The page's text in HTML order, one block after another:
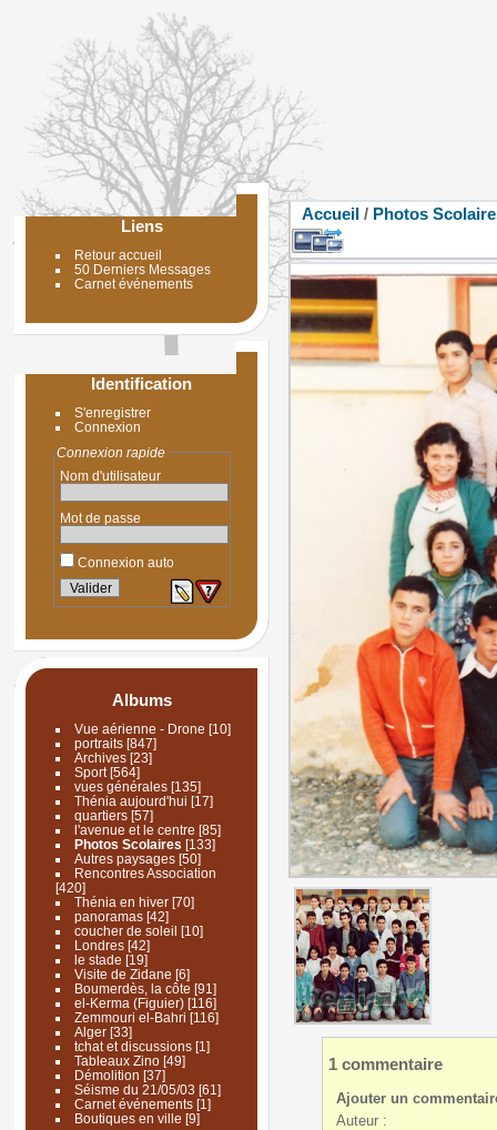
Liens
Retour accueil
50 Derniers Messages
Carnet événements
Identification
S'enregistrer
Connexion
Connexion rapide
Nom d'utilisateur
Mot de passe
Connexion auto
Albums
Vue aérienne - Drone [10]
portraits[847]
Archives [23]
Sport[564]
vues générales[135]
Thénia aujourd'hui [17]
quartiers[57]
l'avenue et le centre [85]
Photos Scolaires [133]
Autres paysages[50]
Rencontres Association
[420]
Thénia en hiver[70]
panoramas[42]
coucher de soleil [10]
Londres[42]
le stade [19]
Visite de Zidane [6]
Boumerdès, la côte [91]
el-Kerma (Figuier)[116]
Zemmouri el-Bahri [116]
Alger[33]
tchat et discussions[1]
Tableaux Zino[49]
Démolition [37]
Séisme du 21/05/03 [61]
Carnet événements[1]
Boutiques en ville [9]
Accueil / Photos
1 commentaire
Ajouter un
Auteur :